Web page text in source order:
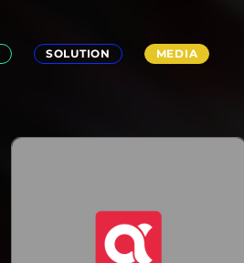
SOLUTION MEDIA